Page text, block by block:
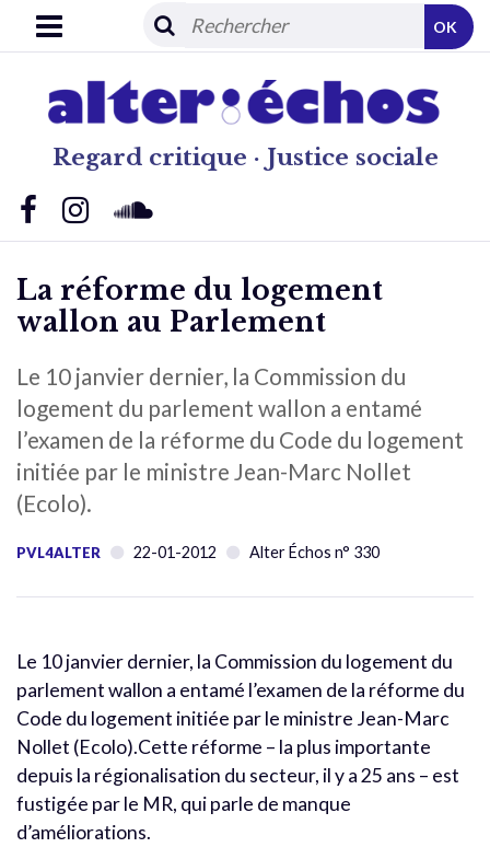
Regard critique · Justice sociale
OK
La réforme du logement
wallon au Parlement
Le 10 janvier dernier, la Commission du
logement du parlement wallon a entamé
l’examen de la réforme du Code du logement
initiée par le ministre Jean-Marc Nollet
(Ecolo).
PVL4ALTER 22-01-2012 Alter Échos n° 330
Le 10 janvier dernier, la Commission du logement du
parlement wallon a entamé l’examen de la réforme du
Code du logement initiée par le ministre Jean-Marc
Nollet (Ecolo).Cette réforme – la plus importante
depuis la régionalisation du secteur, il y a 25 ans – est
fustigée par le MR, qui parle de manque
d’améliorations.